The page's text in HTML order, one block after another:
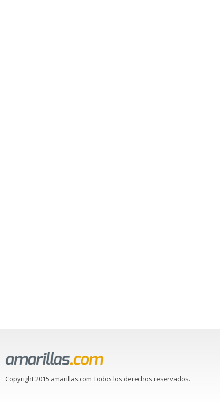
Copyright 2015 amarillas.com Todos los derechos reservados.